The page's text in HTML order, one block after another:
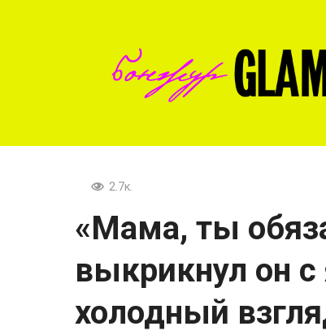
2.7к.
«Мама, ты
выкрикнул он
холодный